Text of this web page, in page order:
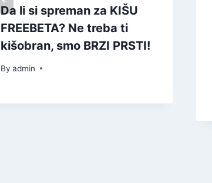
Da li si spreman za KIŠU
FREEBETA? Ne treba ti
kišobran, smo BRZI PRSTI!
By admin